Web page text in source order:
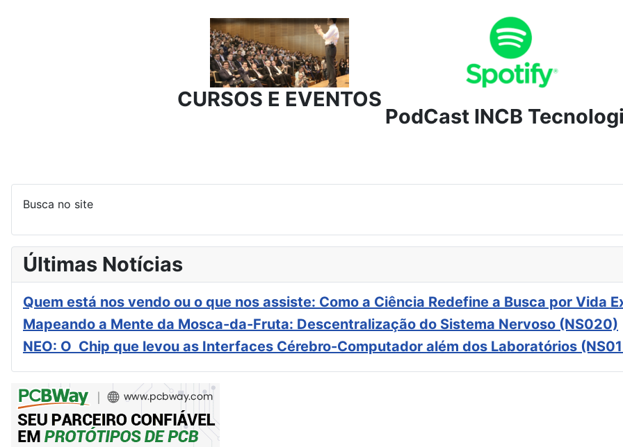
CURSOS E EVENTOS
PodCast INCB
Busca no site
Últimas Notícias
Quem está nos vendo ou o que nos assiste: Como a Ciência Redefine a Busca por Vida
Mapeando a Mente da Mosca-da-Fruta: Descentralização do Sistema Nervoso (NS020)
NEO: O Chip que levou as Interfaces Cérebro-Computador além dos Laboratórios